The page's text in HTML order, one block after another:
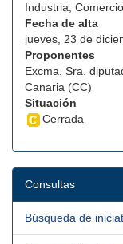
Industria,
Fecha de alta
jueves, 23 de
Proponentes
Excma. Sra.
Canaria (CC)
Situación
Cerrada
Consultas
Búsqueda de